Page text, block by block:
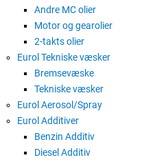
Andre MC olier
Motor og gearolier
2-takts olier
Eurol Tekniske væsker
Bremsevæske
Tekniske væsker
Eurol Aerosol/Spray
Eurol Additiver
Benzin Additiv
Diesel Additiv
Eurol Prop-
Eurol Prop-